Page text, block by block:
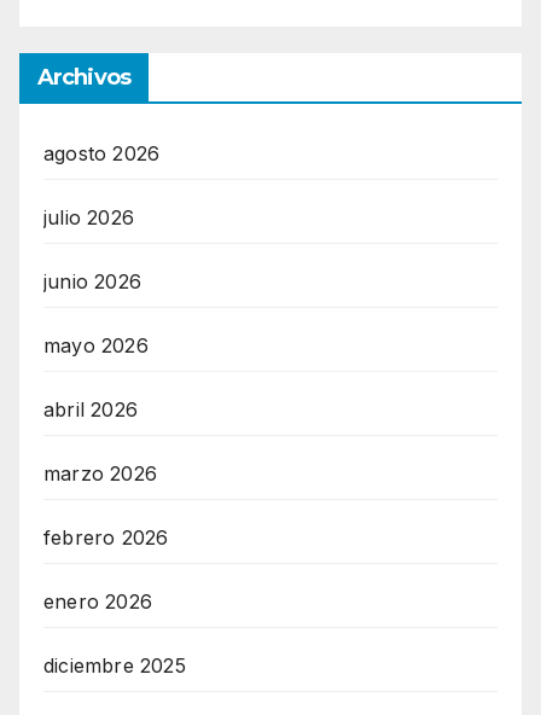
Archivos
agosto 2026
julio 2026
junio 2026
mayo 2026
abril 2026
marzo 2026
febrero 2026
enero 2026
diciembre 2025